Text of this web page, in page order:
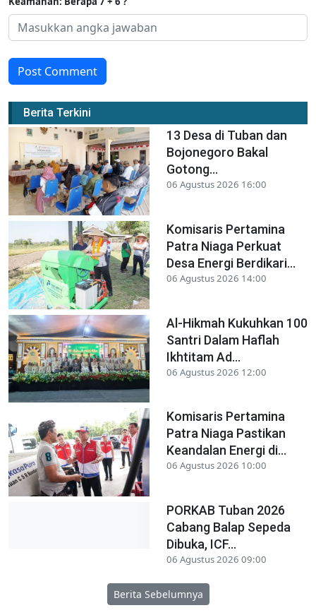
Post Comment
Berita Terkini
13 Desa di Tuban dan
Bojonegoro Bakal
Gotong...
06 Agustus 2026 16:00
Komisaris Pertamina
Patra Niaga Perkuat
Desa Energi Berdikari...
06 Agustus 2026 14:00
Al-Hikmah Kukuhkan 100
Santri Dalam Haflah
Ikhtitam Ad...
06 Agustus 2026 12:00
Komisaris Pertamina
Patra Niaga Pastikan
Keandalan Energi di...
06 Agustus 2026 10:00
PORKAB Tuban 2026
Cabang Balap Sepeda
Dibuka, ICF...
06 Agustus 2026 09:00
Berita Sebelumnya